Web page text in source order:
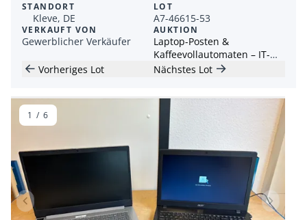
STANDORT
Kleve, DE
VERKAUFT VON
Gewerblicher Verkäufer
LOT
A7-46615-53
AUKTION
Laptop-Posten &
Kaffeevollautomaten – IT-
und Büroauktion
Vorheriges Lot Nächstes Lot
Vorheriger Artikel
1 / 6